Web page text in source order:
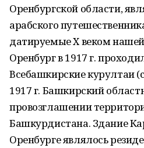
Оренбургской области,
арабского
датируемые X веком
Оренбург в 1917 г.
Всебашкирские курултаи
1917 г. Башкирский
провозглашении
Башкурдистана. Здание
Оренбурге являлось